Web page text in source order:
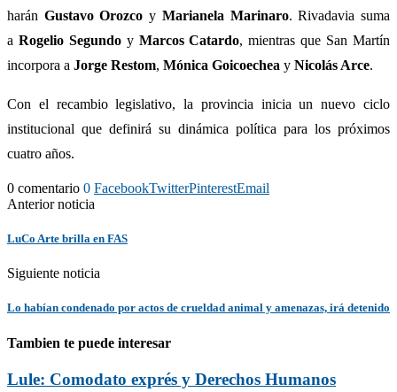
harán Gustavo Orozco y Marianela Marinaro. Rivadavia suma
a Rogelio Segundoy Marcos Catardo, mientras que San Martín
incorpora a Jorge Restom, Mónica Goicoechea y Nicolás Arce.
Con el recambio legislativo, la provincia inicia un nuevo ciclo
institucional que definirá su dinámica política para los próximos
cuatro años.
0 comentario 0 FacebookTwitterPinterestEmail
Anterior noticia
LuCo Arte brilla en FAS
Siguiente noticia
Lo habían condenado por actos de crueldad animal y amenazas, irá detenido
Tambien te puede interesar
Lule: Comodato exprés y Derechos Humanos